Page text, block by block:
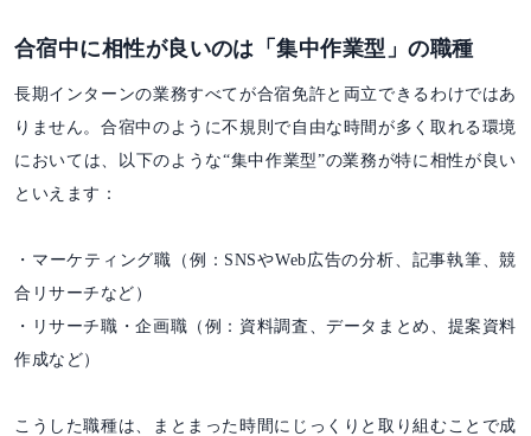
合宿中に相性が良いのは「集中作業型」の職種
長期インターンの業務すべてが合宿免許と両立できるわけではあ
りません。合宿中のように不規則で自由な時間が多く取れる環境
においては、以下のような“集中作業型”の業務が特に相性が良い
といえます：
・マーケティング職（例：SNSやWeb広告の分析、記事執筆、競
合リサーチなど）
・リサーチ職・企画職（例：資料調査、データまとめ、提案資料
作成など）
こうした職種は、まとまった時間にじっくりと取り組むことで成